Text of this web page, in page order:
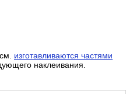
изготавливаются частями
наклеивания.